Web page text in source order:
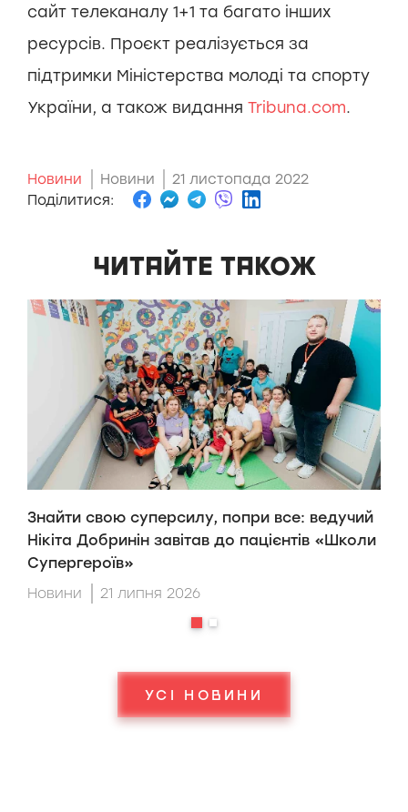
сайт телеканалу 1+1 та багато інших
ресурсів. Проєкт реалізується за
підтримки Міністерства молоді та спорту
України, а також видання Tribuna.com.
Новини Новини
21 листопада 2022
Поділитися:
ЧИТАЙТЕ ТАКОЖ
Знайти свою суперсилу, попри все: ведучий
Нікіта Добринін завітав до пацієнтів «Школи
Супергероїв»
Новини 21 липня 2026
УСІ НОВИНИ